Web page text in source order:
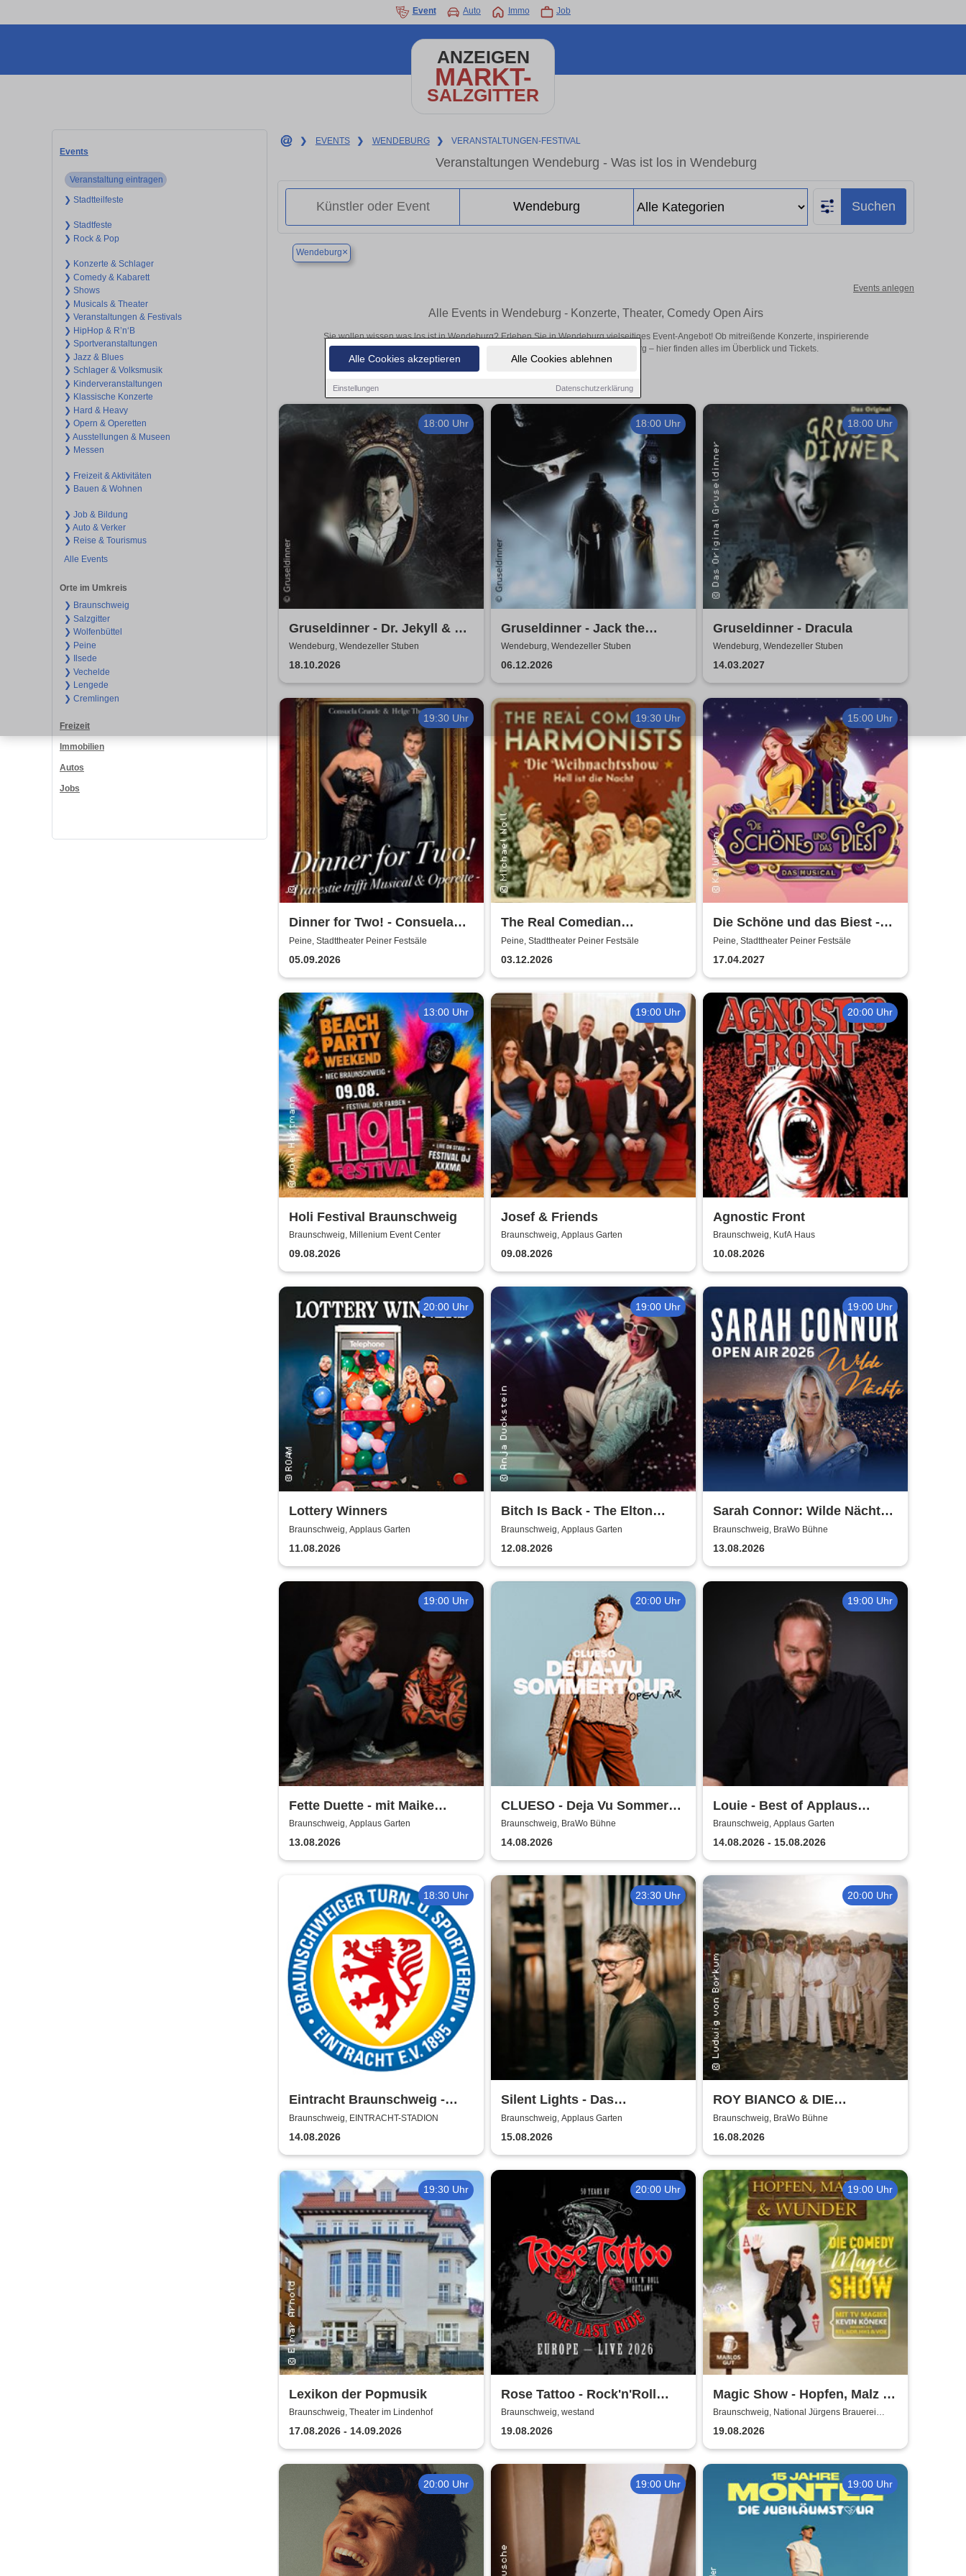
Alle Cookies akzeptieren Alle Cookies ablehnen
Einstellungen Datenschutzerklärung
Event Auto Immo Job
ANZEIGEN
MARKT-
SALZGITTER
Events
Veranstaltung eintragen
❯ Stadtteilfeste
❯ Stadtfeste
❯ Rock & Pop
❯ Konzerte & Schlager
❯ Comedy & Kabarett
❯ Shows
❯ Musicals & Theater
❯ Veranstaltungen & Festivals
❯ HipHop & R’n‘B
❯ Sportveranstaltungen
❯ Jazz & Blues
❯ Schlager & Volksmusik
❯ Kinderveranstaltungen
❯ Klassische Konzerte
❯ Hard & Heavy
❯ Opern & Operetten
❯ Ausstellungen & Museen
❯ Messen
❯ Freizeit & Aktivitäten
❯ Bauen & Wohnen
❯ Job & Bildung
❯ Auto & Verker
❯ Reise & Tourismus
Alle Events
Orte im Umkreis
❯ Braunschweig
❯ Salzgitter
❯ Wolfenbüttel
❯ Peine
❯ Ilsede
❯ Vechelde
❯ Lengede
❯ Cremlingen
Freizeit
Immobilien
Autos
Jobs
❯ EVENTS ❯ WENDEBURG ❯ VERANSTALTUNGEN-FESTIVAL
Veranstaltungen Wendeburg - Was ist los in Wendeburg
Suchen
Wendeburg×
Events anlegen
Alle Events in Wendeburg - Konzerte, Theater, Comedy Open Airs
Sie wollen wissen was los ist in Wendeburg? Erleben Sie in Wendeburg vielseitiges Event-Angebot! Ob mitreißende Konzerte, inspirierende
Theateraufführungen oder aufregende Veranstaltungen in Wendeburg – hier finden alles im Überblick und Tickets.
18:00 Uhr
Gruseldinner - Dr. Jekyll & Mr.
Hyde
Wendeburg, Wendezeller Stuben
18.10.2026
18:00 Uhr
Gruseldinner - Jack the
Ripper
Wendeburg, Wendezeller Stuben
06.12.2026
18:00 Uhr
Gruseldinner - Dracula
Wendeburg, Wendezeller Stuben
14.03.2027
19:30 Uhr
Dinner for Two! - Consuela
Grand & Helge Thomas
Peine, Stadttheater Peiner Festsäle
05.09.2026
19:30 Uhr
The Real Comedian
Harmonists - Die
Weihnachtsshow - Hell ist die
Nacht
Peine, Stadttheater Peiner Festsäle
03.12.2026
15:00 Uhr
Die Schöne und das Biest -
das Musical | Theater Liberi
Peine, Stadttheater Peiner Festsäle
17.04.2027
13:00 Uhr
Holi Festival Braunschweig
Braunschweig, Millenium Event Center
09.08.2026
19:00 Uhr
Josef & Friends
Braunschweig, Applaus Garten
09.08.2026
20:00 Uhr
Agnostic Front
Braunschweig, KufA Haus
10.08.2026
20:00 Uhr
Lottery Winners
Braunschweig, Applaus Garten
11.08.2026
19:00 Uhr
Bitch Is Back - The Elton
John Show
Braunschweig, Applaus Garten
12.08.2026
19:00 Uhr
Sarah Connor: Wilde Nächte -
Open Air 2026
Braunschweig, BraWo Bühne
13.08.2026
19:00 Uhr
Fette Duette - mit Maike
Jacobs & Markus Schultze
Braunschweig, Applaus Garten
13.08.2026
20:00 Uhr
CLUESO - Deja Vu Sommer
Open Air
Braunschweig, BraWo Bühne
14.08.2026
19:00 Uhr
Louie - Best of Applaus
Garten
Braunschweig, Applaus Garten
14.08.2026 - 15.08.2026
18:30 Uhr
Eintracht Braunschweig -
Saison 2026/27
Braunschweig, EINTRACHT-STADION
14.08.2026
23:30 Uhr
Silent Lights - Das
Mitternachtskonzert
Braunschweig, Applaus Garten
15.08.2026
20:00 Uhr
ROY BIANCO & DIE
ABBRUNZATI BOYS - LIVE
2026
Braunschweig, BraWo Bühne
16.08.2026
19:30 Uhr
Lexikon der Popmusik
Braunschweig, Theater im Lindenhof
17.08.2026 - 14.09.2026
20:00 Uhr
Rose Tattoo - Rock'n'Roll
Outlaws – One Last Ride
Braunschweig, westand
19.08.2026
19:00 Uhr
Magic Show - Hopfen, Malz &
Wunder - Kevin Köneke
Braunschweig, National Jürgens Brauerei
GmbH
19.08.2026
20:00 Uhr 19:00 Uhr 19:00 Uhr